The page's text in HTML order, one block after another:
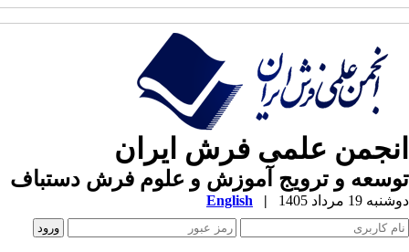
علمی فرش ایران
و ترویج آموزش و علوم فرش دستباف
19 مرداد 1405 |
English